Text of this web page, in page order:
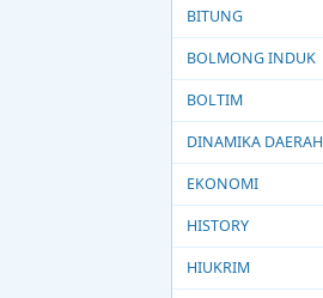
BITUNG
BOLMONG INDUK
BOLTIM
DINAMIKA DAERAH
EKONOMI
HISTORY
HIUKRIM